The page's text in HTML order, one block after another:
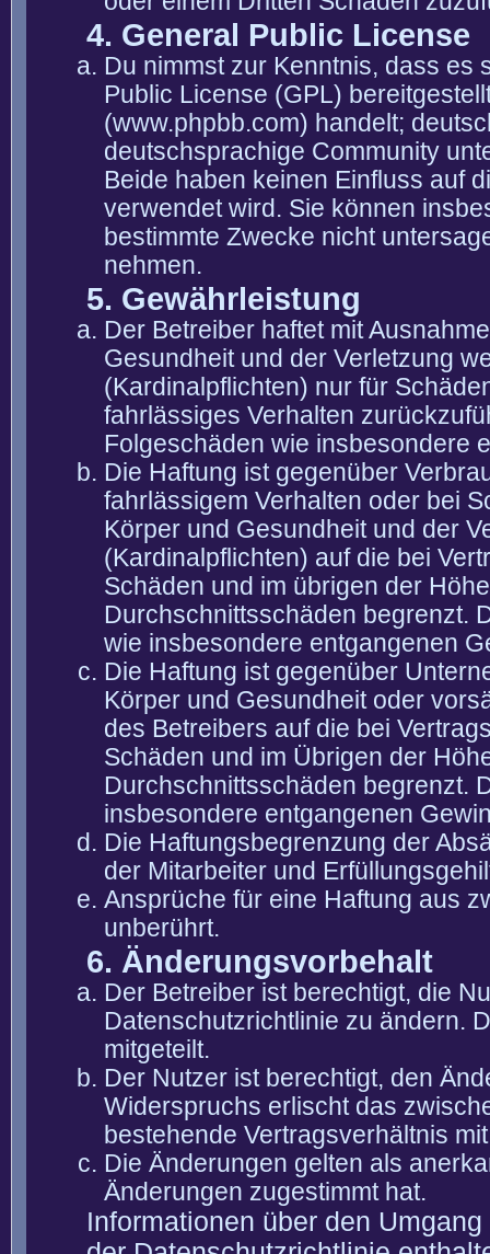
4. General Public License
Du nimmst zur Kenntnis, dass es
Public License (GPL)
(www.phpbb.com) handelt;
deutschsprachige Community
Beide haben keinen Einfluss auf
verwendet wird. Sie können
bestimmte Zwecke nicht
nehmen.
5. Gewährleistung
Der Betreiber haftet mit
Gesundheit und der Verletzung
(Kardinalpflichten) nur für
fahrlässiges Verhalten
Folgeschäden wie insbesondere
Die Haftung ist gegenüber
fahrlässigem Verhalten oder bei
Körper und Gesundheit und der
(Kardinalpflichten) auf die bei
Schäden und im übrigen der
Durchschnittsschäden begrenzt.
wie insbesondere entgangenen
Die Haftung ist gegenüber
Körper und Gesundheit oder
des Betreibers auf die bei
Schäden und im Übrigen der
Durchschnittsschäden begrenzt.
insbesondere entgangenen
Die Haftungsbegrenzung der
der Mitarbeiter und
Ansprüche für eine Haftung aus
unberührt.
6. Änderungsvorbehalt
Der Betreiber ist berechtigt, die
Datenschutzrichtlinie zu ändern.
mitgeteilt.
Der Nutzer ist berechtigt, den
Widerspruchs erlischt das
bestehende Vertragsverhältnis
Die Änderungen gelten als
Änderungen zugestimmt hat.
Informationen über den